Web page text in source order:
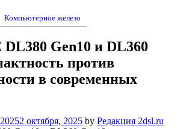
Компьютерное железо
Gen10 и DL360
против
в современных
2 октября, 2025 by Редакция 2dsl.ru